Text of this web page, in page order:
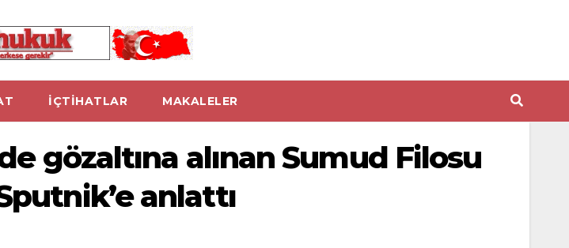
İÇTİHATLAR MAKALELER
gözaltına alınan Sumud Filosu
anlattı